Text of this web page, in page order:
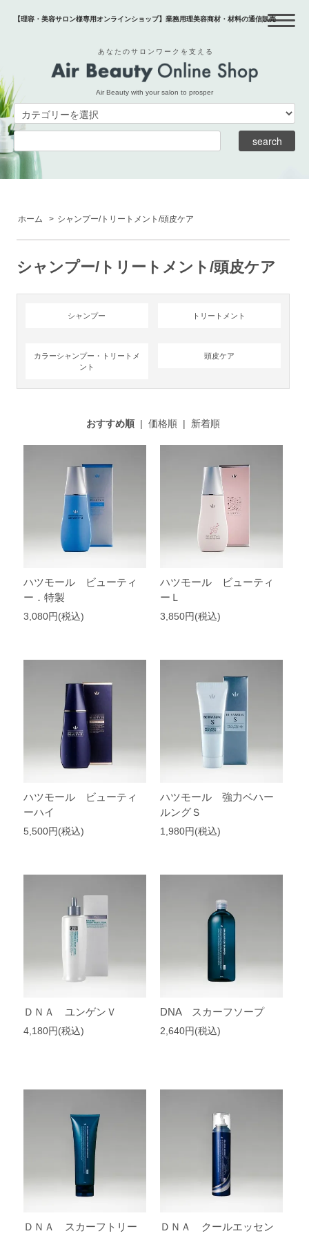
【理容・美容サロン様専用オンラインショップ】業務用理美容商材・材料の通信販売
あなたのサロンワークを支える
Air Beauty with your salon to prosper
ホーム > シャンプー/トリートメント/頭皮ケア
シャンプー/トリートメント/頭皮ケア
シャンプー トリートメント
カラーシャンプー・トリートメ
ント
頭皮ケア
おすすめ順| 価格順| 新着順
ハツモール ビューティ
ー．特製
3,080円(税込)
ハツモール ビューティ
ーＬ
3,850円(税込)
ハツモール ビューティ
ーハイ
5,500円(税込)
ハツモール 強力ベハー
ルングＳ
1,980円(税込)
ＤＮＡ ユンゲンＶ
4,180円(税込)
DNA スカーフソープ
2,640円(税込)
ＤＮＡ スカーフトリー
ＤＮＡ クールエッセン